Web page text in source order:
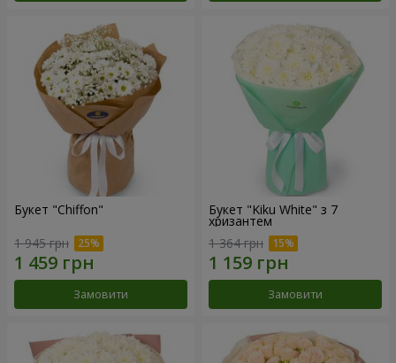
Букет "Chiffon"
1 945 грн
Замовити
Букет "Kiku White" з 7
хризантем
1 364 грн
Замовити